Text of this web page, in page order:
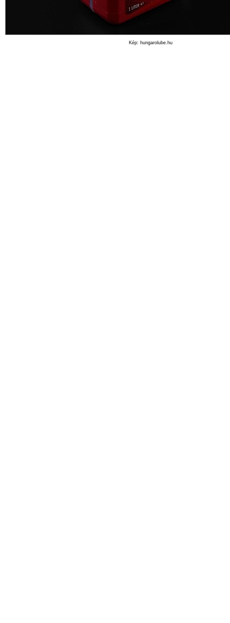
Kép: hungarolube.hu